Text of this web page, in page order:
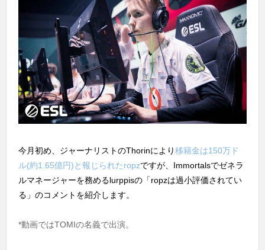
今月初め、ジャーナリストのThorinにより移籍金は150万ド
ル(約1.65億円)と報じられたropzですが、Immortalsでゼネラ
ルマネージャーを務めるlurppisの「ropzは過小評価されてい
る」のコメントを紹介します。
*動画ではTOMIの名義で出演。